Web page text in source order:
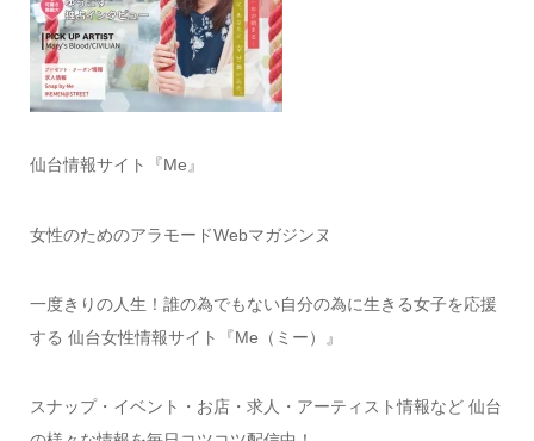
仙台情報サイト『Me』
女性のためのアラモードWebマガジンヌ
一度きりの人生！誰の為でもない自分の為に生きる女子を応援
する 仙台女性情報サイト『Me（ミー）』
スナップ・イベント・お店・求人・アーティスト情報など 仙台